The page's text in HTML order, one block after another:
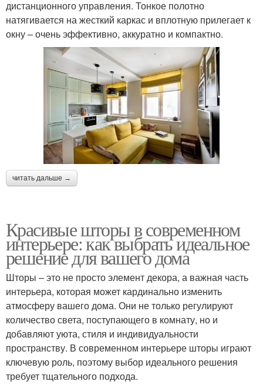
Шторы для кухни Шторы из нитей
Шторы с люверсами Немецкие шторы
Ассиметричные шторы
Шторы с морской
Шторы для мальчика
Шторы в морском
стиле
Шторы с якорями Шторы на заказ
Недорогие шторы Шторы под заказ
дистанционного управления. Тонкое полотно
натягивается на жесткий каркас и вплотную прилегает к
окну – очень эффективно, аккуратно и компактно.
читать дальше →
Красивые шторы в современном
интерьере: как выбрать идеальное
решение для вашего дома
Шторы – это не просто элемент декора, а важная часть
интерьера, которая может кардинально изменить
атмосферу вашего дома. Они не только регулируют
количество света, поступающего в комнату, но и
добавляют уюта, стиля и индивидуальности
пространству. В современном интерьере шторы играют
ключевую роль, поэтому выбор идеального решения
требует тщательного подхода.